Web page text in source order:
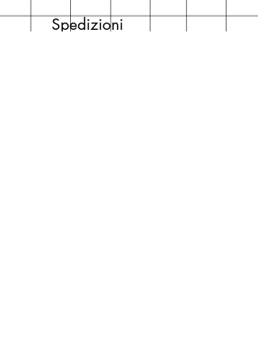
Spedizioni